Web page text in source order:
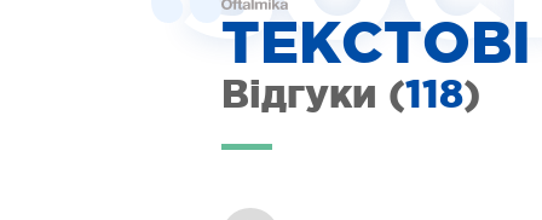
ІНТЕРНЕТ-МАГАЗИН ОПТИКИ
ДИТЯЧА ОФТАЛЬМОЛОГІЯ
ЕСТЕТИЧНА ХІРУРГІЯ
ТЕКСТОВІ
Відгуки (118)